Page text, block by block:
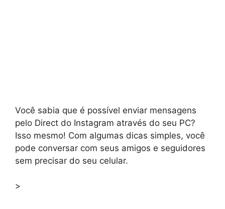
Você sabia que é possível enviar mensagens
pelo Direct do Instagram através do seu PC?
Isso mesmo! Com algumas dicas simples, você
pode conversar com seus amigos e seguidores
sem precisar do seu celular.
>